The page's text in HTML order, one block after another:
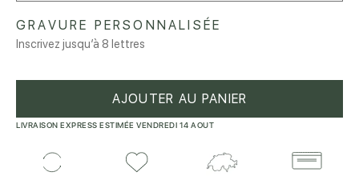
GRAVURE PERSONNALISÉE
Inscrivez jusqu’à 8 lettres
AJOUTER AU PANIER
LIVRAISON EXPRESS ESTIMÉE VENDREDI 14 AOUT